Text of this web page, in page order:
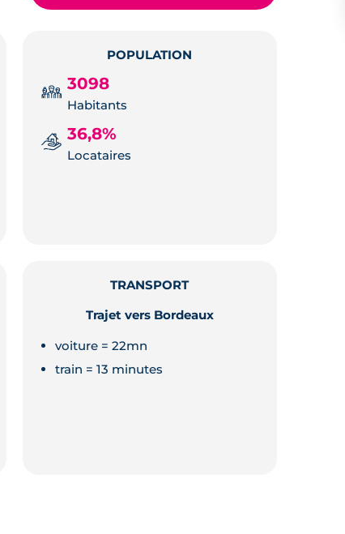
POPULATION
3098
Habitants
36,8%
Locataires
TRANSPORT
Trajet vers Bordeaux
voiture = 22mn
train = 13 minutes